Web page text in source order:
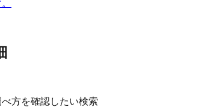
方を確認したい検索